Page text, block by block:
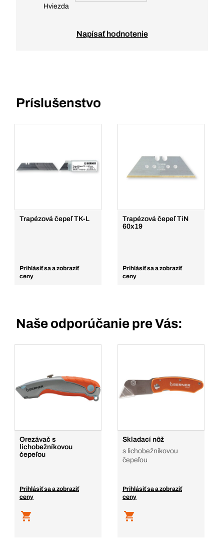
Hviezda
Napísať hodnotenie
Príslušenstvo
Trapézová čepeľ TK-L
Prihlásiť sa a zobraziť
ceny
Trapézová čepeľ TiN
60x19
Prihlásiť sa a zobraziť
ceny
Naše odporúčanie pre Vás:
Orezávač s
lichobežníkovou
čepeľou
Prihlásiť sa a zobraziť
ceny
Skladací nôž
s lichobežníkovou
čepeľou
Prihlásiť sa a zobraziť
ceny